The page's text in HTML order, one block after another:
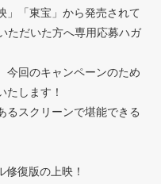
」「東宝」から発売されて
ただいた方へ専用応募ハガ
今回のキャンペーンのため
たします！
るスクリーンで堪能できる
修復版の上映！